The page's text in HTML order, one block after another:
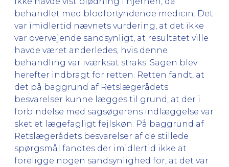
behandlet med blodfortyndende medicin. Det
var imidlertid nævnets vurdering, at det ikke
var overvejende sandsynligt, at resultatet ville
havde været anderledes, hvis denne
behandling var iværksat straks. Sagen blev
herefter indbragt for retten. Retten fandt, at
det på baggrund af Retslægerådets
besvarelser kunne lægges til grund, at der i
forbindelse med sagsøgerens indlæggelse var
sket et lægefagligt fejlskøn. På baggrund af
Retslægerådets besvarelser af de stillede
spørgsmål fandtes der imidlertid ikke at
foreligge nogen sandsynlighed for, at det var